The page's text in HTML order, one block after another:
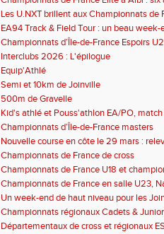
rendez-vous de l'élite nationale
Les U.NXT brillent aux Championnats de
une pluie de performances
EA94 Track & Field Tour : un beau
Championnats d’Île-de-France Espoirs
Interclubs 2026 : L'épilogue
Equip'Athlé
Semi et 10km de Joinville
500m de Gravelle
Kid's athlé et Pouss'athlon EA/PO,
championnat LIFA épreuves combinées
Championnats d’Île-de-France masters
Nouvelle course en côte le 29 mars :
Championnats de France de cross
Championnats de France U18 et
Lancers Long
Championnats de France en salle U23,
de cross-country
Un week-end de haut niveau pour les
Championnats régionaux Cadets &
performances avant le Meeting de Paris
Départementaux de cross et régionaux